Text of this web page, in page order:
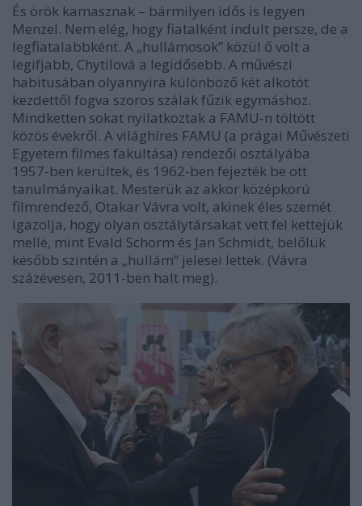
És örök kamasznak – bármilyen idős is legyen
Menzel. Nem elég, hogy fiatalként indult persze, de a
legfiatalabbként. A „hullámosok” közül ő volt a
legifjabb, Chytilová a legidősebb. A művészi
habitusában olyannyira különböző két alkotót
kezdettől fogva szoros szálak fűzik egymáshoz.
Mindketten sokat nyilatkoztak a FAMU-n töltött
közös évekről. A világhíres FAMU (a prágai Művészeti
Egyetem filmes fakultása) rendezői osztályába
1957-ben kerültek, és 1962-ben fejezték be ott
tanulmányaikat. Mesterük az akkor középkorú
filmrendező, Otakar Vávra volt, akinek éles szemét
igazolja, hogy olyan osztálytársakat vett fel kettejük
mellé, mint Evald Schorm és Jan Schmidt, belőlük
később szintén a „hullám” jelesei lettek. (Vávra
százévesen, 2011-ben halt meg).